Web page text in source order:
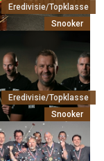
Eredivisie/Topklasse
Snooker
Eredivisie/Topklasse
Snooker